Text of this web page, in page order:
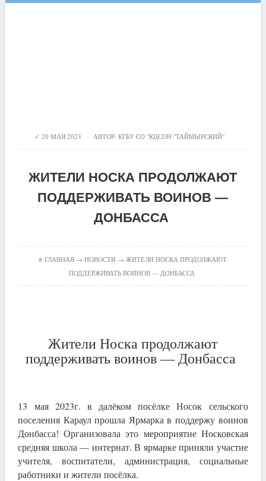
20 МАЯ 2023 · АВТОР:КГБУ СО "КЦСОН "ТАЙМЫРСКИЙ"
ЖИТЕЛИ НОСКА ПРОДОЛЖАЮТ
ПОДДЕРЖИВАТЬ ВОИНОВ —
ДОНБАССА
≡ГЛАВНАЯ →НОВОСТИ → ЖИТЕЛИ НОСКА ПРОДОЛЖАЮТ
ПОДДЕРЖИВАТЬ ВОИНОВ — ДОНБАССА
Жители Носка продолжают
поддерживать воинов — Донбасса
13 мая 2023г. в далёком посёлке Носок сельского
поселения Караул прошла Ярмарка в поддержу воинов
Донбасса! Организовала это мероприятие Носковская
средняя школа — интернат. В ярмарке приняли участие
учителя, воспитатели, администрация, социальные
работники и жители посёлка.